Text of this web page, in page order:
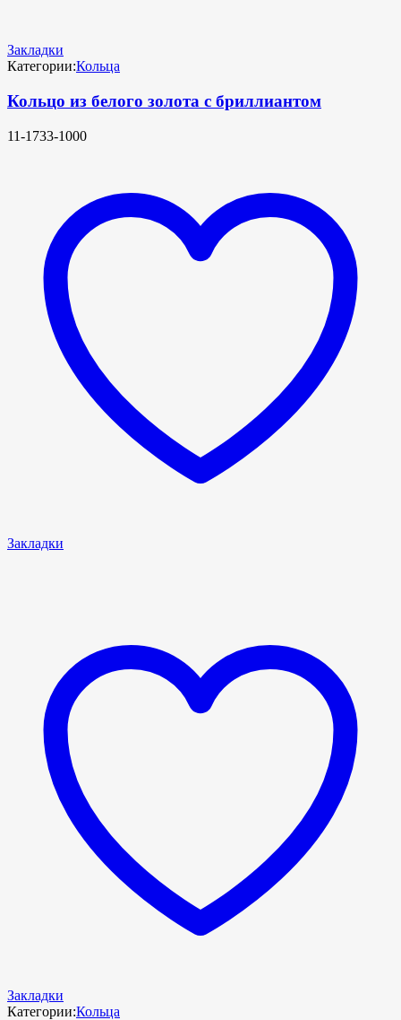
Закладки
Категории:Кольца
Кольцо из белого золота с бриллиантом
11-1733-1000
Закладки
Закладки
Категории:Кольца